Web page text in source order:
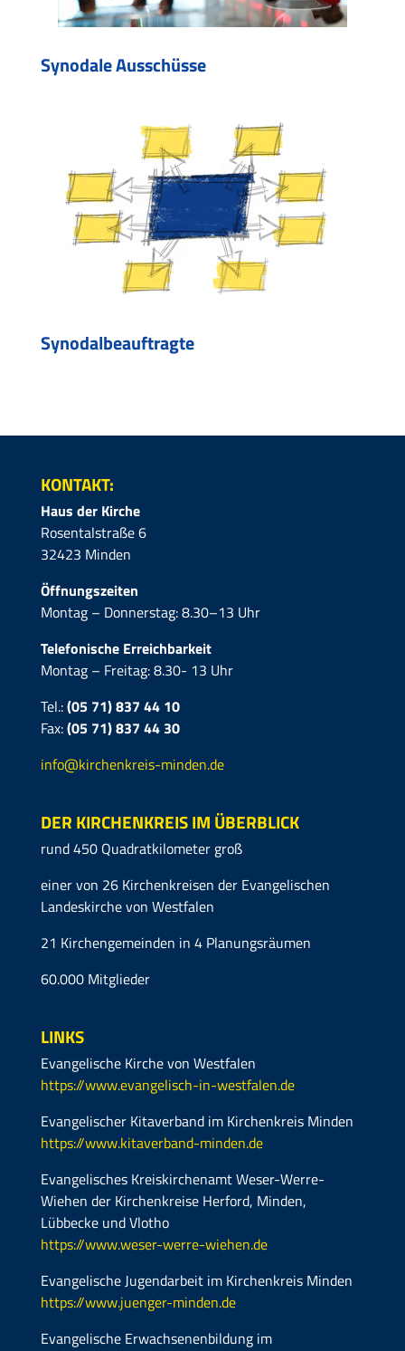
Synodale Ausschüsse
Synodalbeauftragte
KONTAKT:
Haus der Kirche
Rosentalstraße 6
32423 Minden
Öffnungszeiten
Montag – Donnerstag: 8.30–13 Uhr
Telefonische Erreichbarkeit
Montag – Freitag: 8.30- 13 Uhr
Tel.:(05 71) 837 44 10
Fax:(05 71)837 44 30
info@kirchenkreis-minden.de
DER KIRCHENKREIS IM ÜBERBLICK
rund 450 Quadratkilometer groß
einer von 26 Kirchenkreisen der Evangelischen
Landeskirche von Westfalen
21 Kirchengemeinden in 4 Planungsräumen
60.000 Mitglieder
LINKS
Evangelische Kirche von Westfalen
https://www.evangelisch-in-westfalen.de
Evangelischer Kitaverband im Kirchenkreis Minden
https://www.kitaverband-minden.de
Evangelisches Kreiskirchenamt Weser-Werre-
Wiehen der Kirchenkreise Herford, Minden,
Lübbecke und Vlotho
https://www.weser-werre-wiehen.de
Evangelische Jugendarbeit im Kirchenkreis Minden
https://www.juenger-minden.de
Evangelische Erwachsenenbildung im